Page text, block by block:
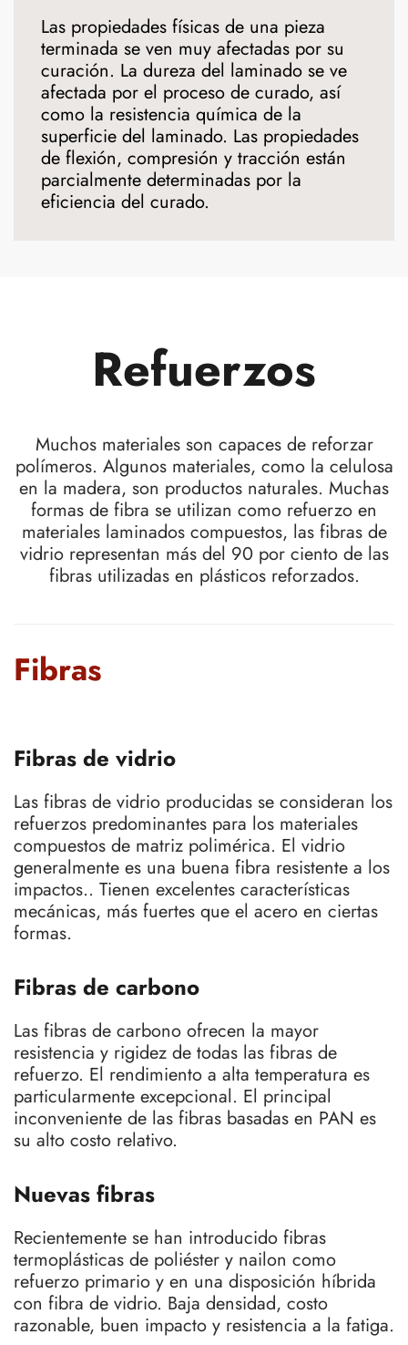
Las propiedades físicas de una pieza
terminada se ven muy afectadas por su
curación. La dureza del laminado se ve
afectada por el proceso de curado, así
como la resistencia química de la
superficie del laminado. Las propiedades
de flexión, compresión y tracción están
parcialmente determinadas por la
eficiencia del curado.
Refuerzos
Muchos materiales son capaces de reforzar
polímeros. Algunos materiales, como la celulosa
en la madera, son productos naturales. Muchas
formas de fibra se utilizan como refuerzo en
materiales laminados compuestos, las fibras de
vidrio representan más del 90 por ciento de las
fibras utilizadas en plásticos reforzados.
Fibras
Fibras de vidrio
Las fibras de vidrio producidas se consideran los
refuerzos predominantes para los materiales
compuestos de matriz polimérica. El vidrio
generalmente es una buena fibra resistente a los
impactos.. Tienen excelentes características
mecánicas, más fuertes que el acero en ciertas
formas.
Fibras de carbono
Las fibras de carbono ofrecen la mayor
resistencia y rigidez de todas las fibras de
refuerzo. El rendimiento a alta temperatura es
particularmente excepcional. El principal
inconveniente de las fibras basadas en PAN es
su alto costo relativo.
Nuevas fibras
Recientemente se han introducido fibras
termoplásticas de poliéster y nailon como
refuerzo primario y en una disposición híbrida
con fibra de vidrio. Baja densidad, costo
razonable, buen impacto y resistencia a la fatiga.